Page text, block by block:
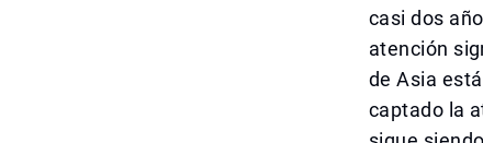
casi dos
atención
de Asia
captado la